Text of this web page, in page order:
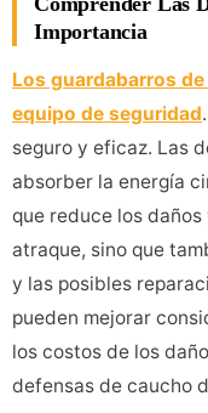
Importancia
Los guardabarros
equipo de seguridad
seguro y eficaz. Las
absorber la energía
que reduce los
atraque, sino que
y las posibles
pueden mejorar
los costos de los
defensas de caucho